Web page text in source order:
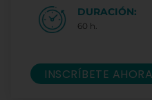
DURACIÓN:
60 h.
INSCRÍBETE AHORA